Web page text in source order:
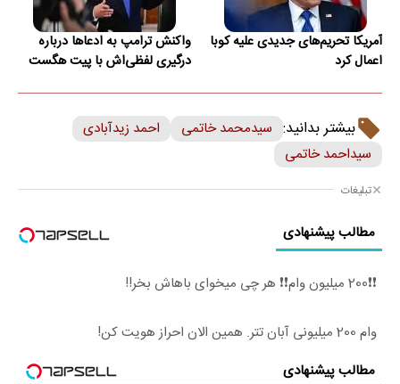
آمریکا تحریم‌های جدیدی علیه کوبا
اعمال کرد
واکنش ترامپ به ادعاها درباره
درگیری لفظی‌اش با پیت هگست
بیشتر بدانید: سیدمحمد خاتمی
احمد زیدآبادی
سیداحمد خاتمی
تبلیغات
مطالب پیشنهادی
❗❗200 میلیون وام❗❗ هر چی میخوای باهاش بخر!!
وام 200 میلیونی آبان تتر. همین الان احراز هویت کن!
مطالب پیشنهادی